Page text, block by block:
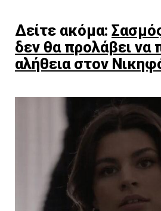
Δείτε ακόμα:
δεν θα προλάβει να
αλήθεια στον